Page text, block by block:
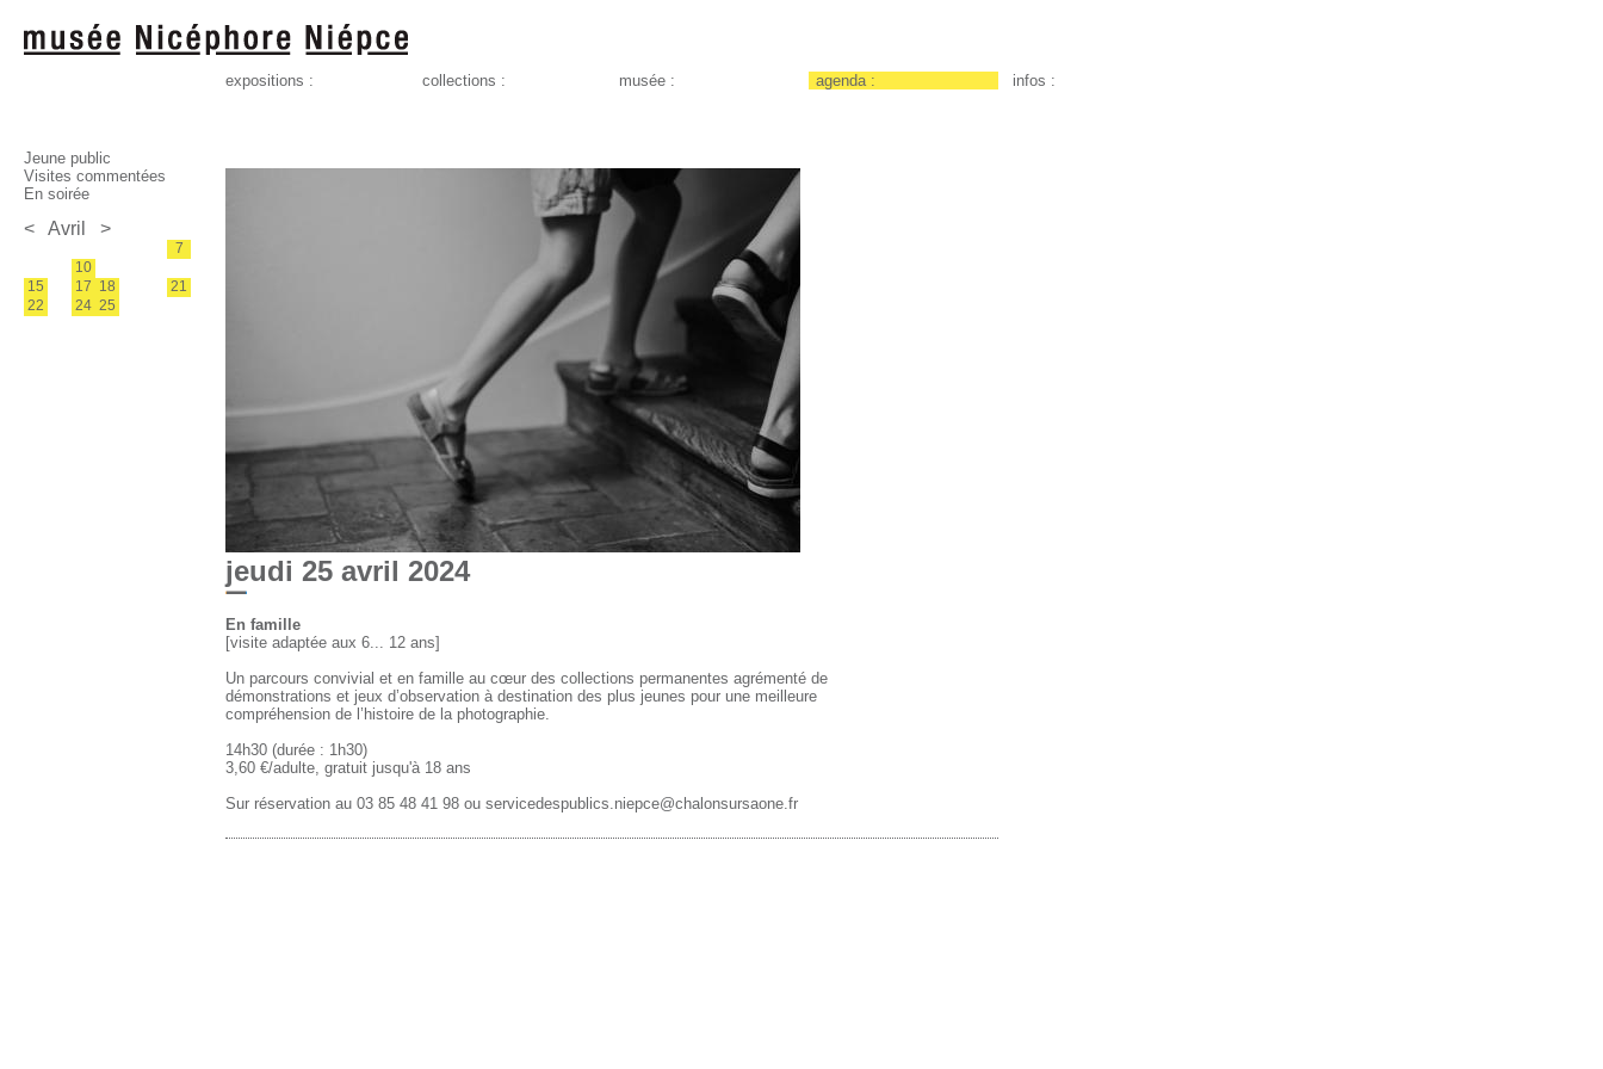
expositions : collections : musée : agenda : infos :
Jeune public
Visites commentées
En soirée
< Avril >
7
10
15
17 18
21
22
24 25
jeudi 25 avril 2024
En famille
[visite adaptée aux 6... 12 ans]
Un parcours convivial et en famille au cœur des collections permanentes agrémenté de
démonstrations et jeux d’observation à destination des plus jeunes pour une meilleure
compréhension de l’histoire de la photographie.
14h30 (durée : 1h30)
3,60 €/adulte, gratuit jusqu'à 18 ans
Sur réservation au 03 85 48 41 98 ou servicedespublics.niepce@chalonsursaone.fr